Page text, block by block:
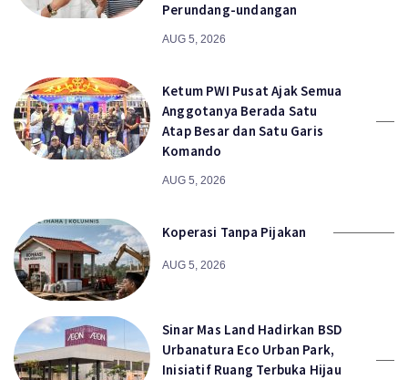
Perundang-undangan
AUG 5, 2026
Ketum PWI Pusat Ajak Semua
Anggotanya Berada Satu
Atap Besar dan Satu Garis
Komando
AUG 5, 2026
Koperasi Tanpa Pijakan
AUG 5, 2026
Sinar Mas Land Hadirkan BSD
Urbanatura Eco Urban Park,
Inisiatif Ruang Terbuka Hijau